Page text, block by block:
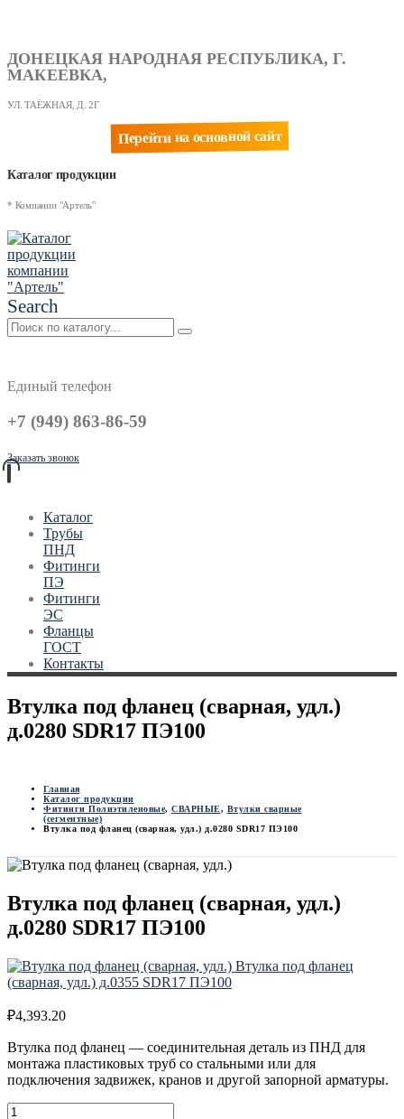
ДОНЕЦКАЯ НАРОДНАЯ РЕСПУБЛИКА, Г.
МАКЕЕВКА,
УЛ. ТАЁЖНАЯ, Д. 2Г
Перейти на основной сайт
Каталог продукции
* Компании "Артель"
Search
Единый телефон
+7 (949) 863-86-59
Заказать звонок
Каталог
Трубы
ПНД
Фитинги
ПЭ
Фитинги
ЭС
Фланцы
ГОСТ
Контакты
Втулка под фланец (сварная, удл.)
д.0280 SDR17 ПЭ100
Главная
Каталог продукции
Фитинги Полиэтиленовые, СВАРНЫЕ, Втулки сварные
(сегментные)
Втулка под фланец (сварная, удл.) д.0280 SDR17 ПЭ100
Втулка под фланец (сварная, удл.)
д.0280 SDR17 ПЭ100
Втулка под фланец
(сварная, удл.) д.0355 SDR17 ПЭ100
₽4,393.20
Втулка под фланец — соединительная деталь из ПНД для
монтажа пластиковых труб со стальными или для
подключения задвижек, кранов и другой запорной арматуры.